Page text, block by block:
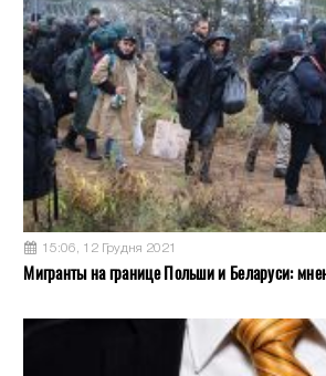
15:06, 12 Грудня 2021
Мигранты на границе Польши и Беларуси: